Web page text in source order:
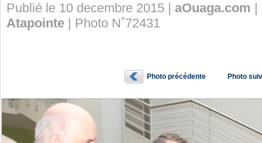
Publié le 10 decembre 2015 | aOuaga.com |
Atapointe | Photo N˚72431
Photo précédente Photo